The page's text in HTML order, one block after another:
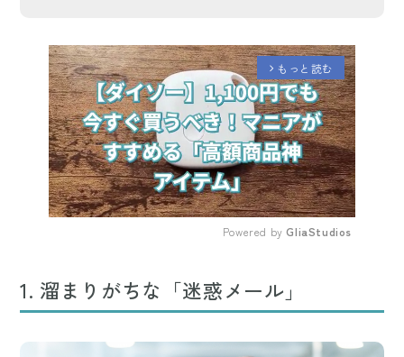
arrow_forward_ios もっと読む
Powered by GliaStudios
1. 溜まりがちな「迷惑メール」